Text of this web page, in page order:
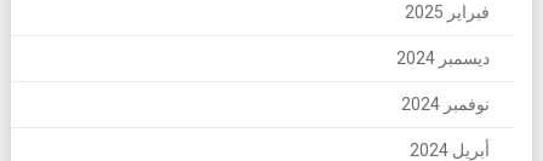
فبراير 2025
ديسمبر 2024
نوفمبر 2024
أبريل 2024